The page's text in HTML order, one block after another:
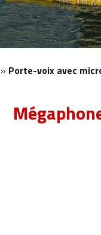
» Porte-voix avec